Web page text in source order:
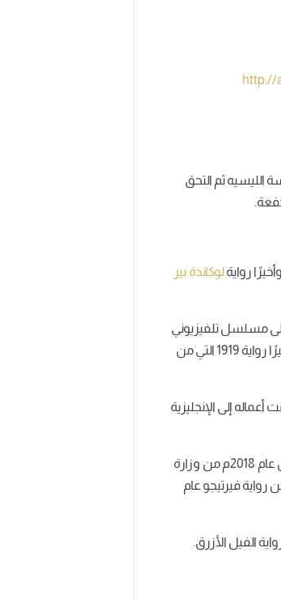
http://
مصري ولد عام ١٩٧٨. تخرج من مدرسة الليسيه ثم التحق
روايةلوكاندة بير
إلى مسلسل تلفيزيوني
من بطولة هند صبري، رواية الفيل الأزرق ورواية تراب الماس تحولا إلى أعمال سينيمائية، وأخيرًا رواية 1919 التي من
الأصليين، وترجمت أعماله إلى الإنجليزية
كما أنه حصل على جوائز عديدة وهما : حصل مراد على جائزة الدولة للتفوق عن مجمل الأعمال عام 2018م من وزارة
رواية فيرتيجو عام